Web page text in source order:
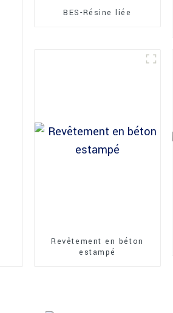
BES-Résine liée
Revêtement en béton
estampé